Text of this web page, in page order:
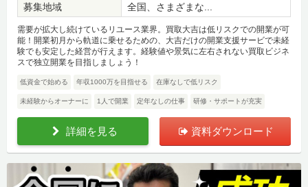
募集地域
全国、さまざまな...
需要が拡大し続けているリユース業界。買取大吉は低リスクでの開業が可
能！開業初月から軌道に乗せるための、大吉だけの開業支援サービで未経
験でも安定した経営が行えます。経験値や景気に左右されない買取ビジネ
スで独立開業を目指しましょう！
低資金で始める 年収1000万を目指せる 在庫なしで低リスク
未経験からオーナーに 1人で開業 定年なしの仕事 研修・サポートが充実
詳細を見る 資料ダウンロード